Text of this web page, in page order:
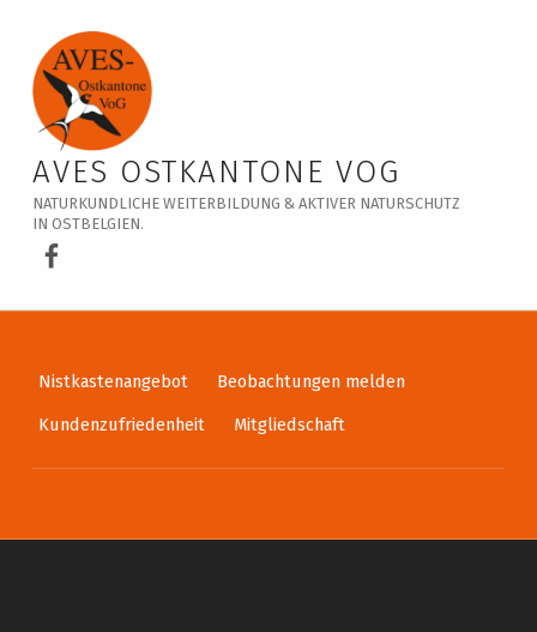
Veranstaltungskalender – AVES Ostkantone VoG
AVES OSTKANTONE VOG
NATURKUNDLICHE WEITERBILDUNG & AKTIVER NATURSCHUTZ
IN OSTBELGIEN.
AVES Ostkantone bei Facebook
Nistkastenangebot
Beobachtungen melden
Kundenzufriedenheit
Mitgliedschaft